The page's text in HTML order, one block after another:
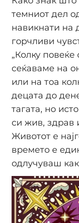
темниот дел
навикнати на
горчливи
„Колку повеќе
сеќаваме на
или на тоа
децата до
тагата, но
си жив,
Животот е
времето е
одлучуваш